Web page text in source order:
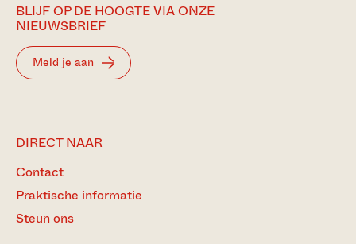
BLIJF OP DE HOOGTE VIA ONZE
NIEUWSBRIEF
Meld je aan
DIRECT NAAR
Contact
Praktische informatie
Steun ons